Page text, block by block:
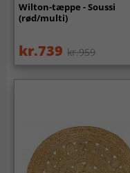
Wilton-tæppe - Soussi
(rød/multi)
kr.739 kr.959